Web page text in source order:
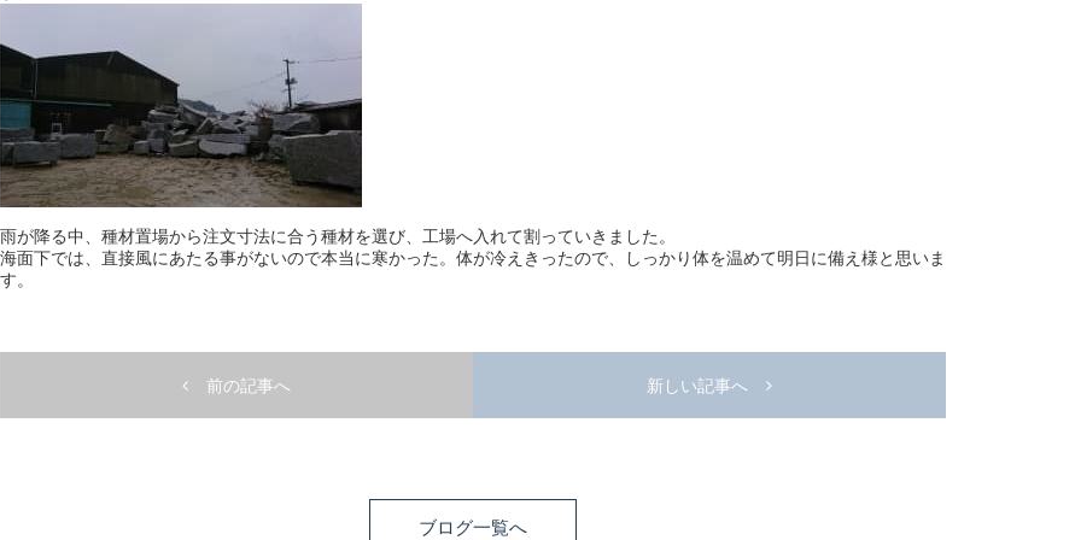
雨が降る中、種材置場から注文寸法に合う種材を選び、工場へ入れて割っていきました。
海面下では、直接風にあたる事がないので本当に寒かった。体が冷えきったので、しっかり体を温めて明日に備え様と思いま
す。
前の記事へ 新しい記事へ
ブログ一覧へ